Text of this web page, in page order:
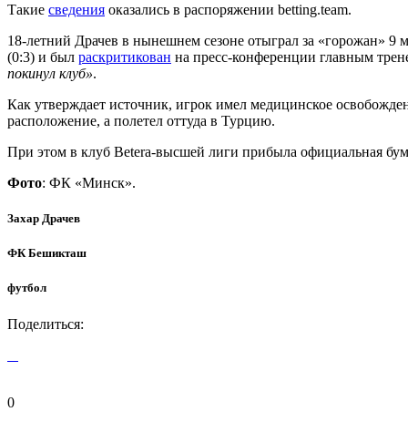
Такие сведения оказались в распоряжении betting.team.
18-летний Драчев в нынешнем сезоне отыграл за «горожан»
(0:3) и был раскритикован на пресс-конференции главным
покинул клуб».
Как утверждает источник, игрок имел медицинское
расположение, а полетел оттуда в Турцию.
При этом в клуб Betera-высшей лиги прибыла официальная
Фото: ФК «Минск».
Захар Драчев
ФК Бешикташ
футбол
Поделиться:
0